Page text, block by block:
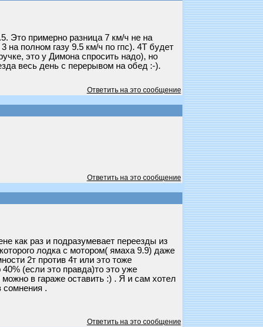
Это примерно разница 7 км/ч не на
на полном газу 9.5 км/ч по гпс). 4Т будет
это у Димона спросить надо), но
весь день с перерывом на обед :-).
Ответить на это сообщение
Ответить на это сообщение
как раз и подразумевает переезды из
лодка с мотором( ямаха 9.9) даже
2т против 4т или это тоже
(если это правда)то это уже
в гараже оставить :) . Я и сам хотел
сомнения .
Ответить на это сообщение